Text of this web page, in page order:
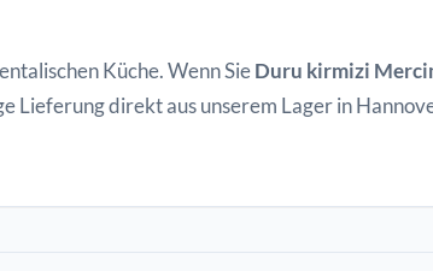
Küche. Wenn SieDuru kirmizi
direkt aus unserem Lager in